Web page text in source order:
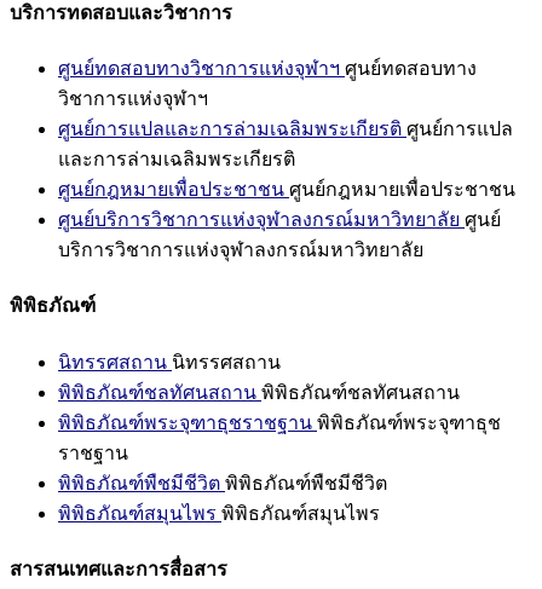
บริการทดสอบและวิชาการ
ศูนย์ทดสอบทางวิชาการแห่งจุฬาฯ ศูนย์ทดสอบทาง
วิชาการแห่งจุฬาฯ
ศูนย์การแปลและการล่ามเฉลิมพระเกียรติ ศูนย์การแปล
และการล่ามเฉลิมพระเกียรติ
ศูนย์กฎหมายเพื่อประชาชน ศูนย์กฎหมายเพื่อประชาชน
ศูนย์บริการวิชาการแห่งจุฬาลงกรณ์มหาวิทยาลัย ศูนย์
บริการวิชาการแห่งจุฬาลงกรณ์มหาวิทยาลัย
พิพิธภัณฑ์
นิทรรศสถาน นิทรรศสถาน
พิพิธภัณฑ์ชลทัศนสถาน พิพิธภัณฑ์ชลทัศนสถาน
พิพิธภัณฑ์พระจุฑาธุชราชฐาน พิพิธภัณฑ์พระจุฑาธุช
ราชฐาน
พิพิธภัณฑ์พืชมีชีวิต พิพิธภัณฑ์พืชมีชีวิต
พิพิธภัณฑ์สมุนไพร พิพิธภัณฑ์สมุนไพร
สารสนเทศและการสื่อสาร